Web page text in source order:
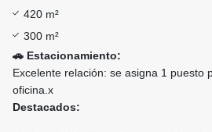
420 m²
300 m²
🚗 Estacionamiento:
Excelente relación: se asigna 1 puesto
oficina.x
Destacados: